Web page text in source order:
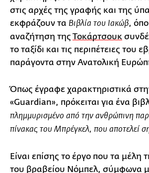
στις αρχές της γραφής και της
εκφράζουν τα Βιβλία του Ιακώβ,
αναζήτηση της Τοκάρτσουκ
το ταξίδι και τις περιπέτειες του
παράγοντα στην Ανατολική
Όπως έγραφε χαρακτηριστικά
«Guardian», πρόκειται για ένα
πλημμυρισμένο από την ανθρώπινη
πίνακας του Μπρέγκελ, που αποτελεί
Είναι επίσης το έργο που τα μέλη
του βραβείου Νόμπελ, σύμφωνα